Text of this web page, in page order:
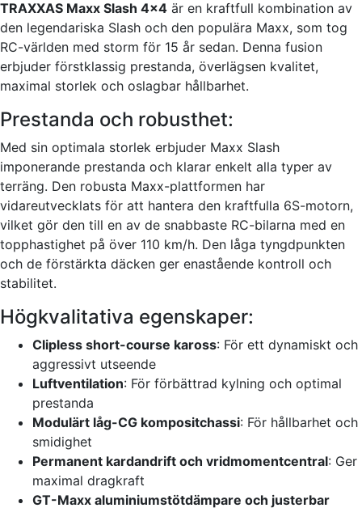
TRAXXAS Maxx Slash 4×4 är en kraftfull kombination av
den legendariska Slash och den populära Maxx, som tog
RC-världen med storm för 15 år sedan. Denna fusion
erbjuder förstklassig prestanda, överlägsen kvalitet,
maximal storlek och oslagbar hållbarhet.
Prestanda och robusthet:
Med sin optimala storlek erbjuder Maxx Slash
imponerande prestanda och klarar enkelt alla typer av
terräng. Den robusta Maxx-plattformen har
vidareutvecklats för att hantera den kraftfulla 6S-motorn,
vilket gör den till en av de snabbaste RC-bilarna med en
topphastighet på över 110 km/h. Den låga tyngdpunkten
och de förstärkta däcken ger enastående kontroll och
stabilitet.
Högkvalitativa egenskaper:
Clipless short-course kaross: För ett dynamiskt och
aggressivt utseende
Luftventilation: För förbättrad kylning och optimal
prestanda
Modulärt låg-CG kompositchassi: För hållbarhet och
smidighet
Permanent kardandrift och vridmomentcentral: Ger
maximal dragkraft
GT-Maxx aluminiumstötdämpare och justerbar